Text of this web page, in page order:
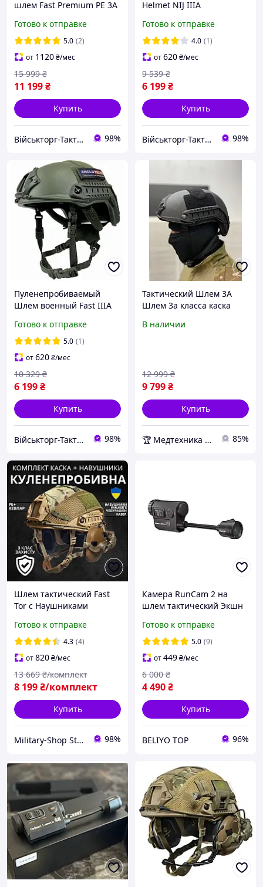
шлем Fast Premium PE 3A
наушники Earmor M32 SE
чебурашки фонарь олива
Готово к отправке
5.0 (2)
от 1120₴/мес
11 199₴
15 999 ₴
Купить
Військторг-Тактичне спорядження 98%
Helmet NIJ IIIA
Баллистический шлем
военная каска Койот
Готово к отправке
4.0 (1)
от620₴/мес
6 199₴
9 539 ₴
Купить
Військторг-Тактичне спорядження 98%
Пуленепробиваемый
Шлем военный Fast IIIA
каска тактическая с
подушками Premium
Готово к отправке
5.0 (1)
от620₴/мес
6 199₴
10 329 ₴
Купить
Військторг-Тактичне спорядження 98%
Тактический Шлем 3А
Шлем 3а класса каска
В наличии
9 799₴
12 999 ₴
Купить
🏆 Медтехника — 20 лет надежности 85%
Шлем тактический Fast
Tor с Наушниками
креплениями Шлем тор с
наушниками Каска
Военная Тор
Готово к отправке
4.3 (4)
от820₴/мес
8 199₴/комплект
13 669 ₴/комплект
Купить
Military-Shop Store 🪖 98%
Камера RunCam 2 на
шлем тактический Экшн
тактическая для военных
на каску нашлемная
Готово к отправке
5.0 (9)
от449₴/мес
4 490₴
6 000 ₴
Купить
BELIYO TOP 96%